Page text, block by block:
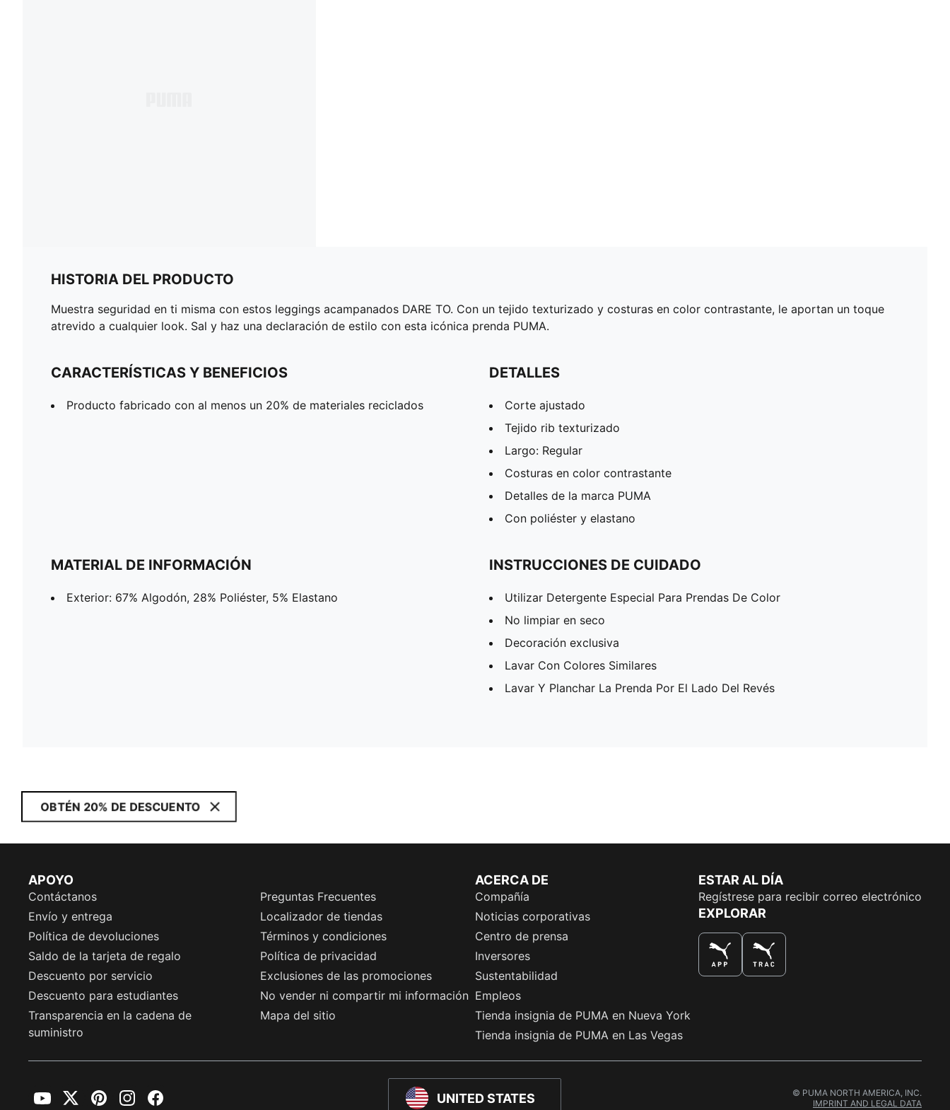
HISTORIA DEL PRODUCTO
Muestra seguridad en ti misma con estos leggings acampanados DARE TO. Con un tejido texturizado y costuras en color contrastante, le aportan un toque
atrevido a cualquier look. Sal y haz una declaración de estilo con esta icónica prenda PUMA.
CARACTERÍSTICAS Y BENEFICIOS
Producto fabricado con al menos un 20% de materiales reciclados
DETALLES
Corte ajustado
Tejido rib texturizado
Largo: Regular
Costuras en color contrastante
Detalles de la marca PUMA
Con poliéster y elastano
MATERIAL DE INFORMACIÓN
Exterior: 67% Algodón, 28% Poliéster, 5% Elastano
INSTRUCCIONES DE CUIDADO
Utilizar Detergente Especial Para Prendas De Color
No limpiar en seco
Decoración exclusiva
Lavar Con Colores Similares
Lavar Y Planchar La Prenda Por El Lado Del Revés
OBTÉN 20% DE DESCUENTO
APOYO
Contáctanos
Preguntas Frecuentes
Envío y entrega
Localizador de tiendas
Política de devoluciones
Términos y condiciones
Saldo de la tarjeta de regalo
Política de privacidad
Descuento por servicio
Exclusiones de las promociones
Descuento para estudiantes
No vender ni compartir mi información
Transparencia en la cadena de
suministro
Mapa del sitio
ACERCA DE
Compañía
Noticias corporativas
Centro de prensa
Inversores
Sustentabilidad
Empleos
Tienda insignia de PUMA en Nueva York
Tienda insignia de PUMA en Las Vegas
ESTAR AL DÍA
Regístrese para recibir correo electrónico
EXPLORAR
UNITED STATES
YouTubeTwitterPinterestInstagramFacebook
© PUMA NORTH AMERICA, INC.
IMPRINT AND LEGAL DATA